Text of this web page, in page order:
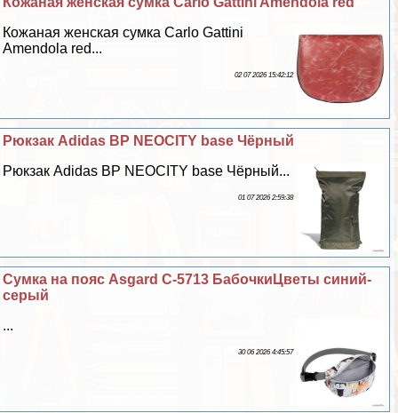
Кожаная женская сумка Carlo Gattini
Amendola red...
02 07 2026 15:42:12
Рюкзак Adidas BP NEOCITY base Чёрный
Рюкзак Adidas BP NEOCITY base Чёрный...
01 07 2026 2:59:38
Сумка на пояс Asgard С-5713 БабочкиЦветы синий-
серый
...
30 06 2026 4:45:57